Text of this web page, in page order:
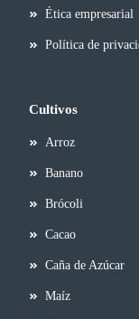
Ética empresarial
Política de
Cultivos
Arroz
Banano
Brócoli
Cacao
Caña de Azúcar
Maíz